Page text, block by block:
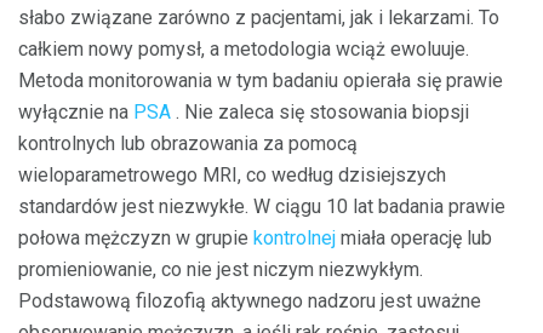
słabo związane zarówno z pacjentami, jak i lekarzami. To
całkiem nowy pomysł, a metodologia wciąż ewoluuje.
Metoda monitorowania w tym badaniu opierała się prawie
wyłącznie na PSA . Nie zaleca się stosowania biopsji
kontrolnych lub obrazowania za pomocą
wieloparametrowego MRI, co według dzisiejszych
standardów jest niezwykłe. W ciągu 10 lat badania prawie
połowa mężczyzn w grupie kontrolnej miała operację lub
promieniowanie, co nie jest niczym niezwykłym.
Podstawową filozofią aktywnego nadzoru jest uważne